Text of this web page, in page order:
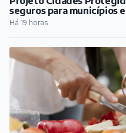
ESPORTE
Conheça as equipes
disputando a Copa Barroso
Há 18 horas